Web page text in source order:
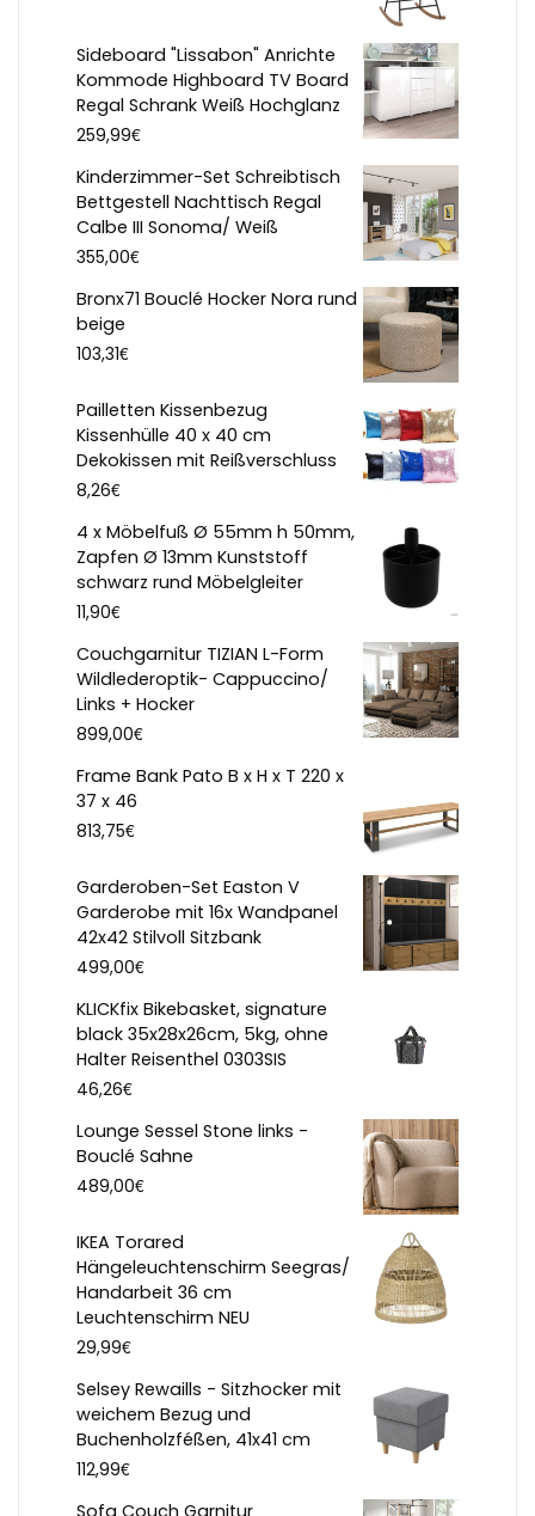
Sideboard "Lissabon" Anrichte
Kommode Highboard TV Board
Regal Schrank Weiß Hochglanz
259,99€
Kinderzimmer-Set Schreibtisch
Bettgestell Nachttisch Regal
Calbe III Sonoma/ Weiß
355,00€
Bronx71 Bouclé Hocker Nora rund
beige
103,31€
Pailletten Kissenbezug
Kissenhülle 40 x 40 cm
Dekokissen mit Reißverschluss
8,26€
4 x Möbelfuß Ø 55mm h 50mm,
Zapfen Ø 13mm Kunststoff
schwarz rund Möbelgleiter
11,90€
Couchgarnitur TIZIAN L-Form
Wildlederoptik- Cappuccino/
Links + Hocker
899,00€
Frame Bank Pato B x H x T 220 x
37 x 46
813,75€
Garderoben-Set Easton V
Garderobe mit 16x Wandpanel
42x42 Stilvoll Sitzbank
499,00€
KLICKfix Bikebasket, signature
black 35x28x26cm, 5kg, ohne
Halter Reisenthel 0303SIS
46,26€
Lounge Sessel Stone links -
Bouclé Sahne
489,00€
IKEA Torared
Hängeleuchtenschirm Seegras/
Handarbeit 36 cm
Leuchtenschirm NEU
29,99€
Selsey Rewaills - Sitzhocker mit
weichem Bezug und
Buchenholzféßen, 41x41 cm
112,99€
Sofa Couch Garnitur